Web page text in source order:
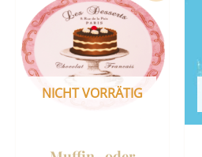
NICHT VORRÄTIG
war:
39,90 €
ist:
36,90 €.